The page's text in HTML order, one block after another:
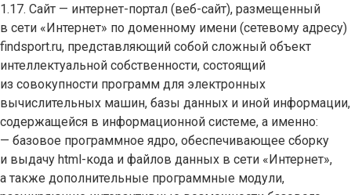
1.17. Сайт — интернет-портал (веб-сайт), размещенный
в сети «Интернет» по доменному имени (сетевому адресу)
findsport.ru, представляющий собой сложный объект
интеллектуальной собственности, состоящий
из совокупности программ для электронных
вычислительных машин, базы данных и иной информации,
содержащейся в информационной системе, а именно:
— базовое программное ядро, обеспечивающее сборку
и выдачу html-кода и файлов данных в сети «Интернет»,
а также дополнительные программные модули,